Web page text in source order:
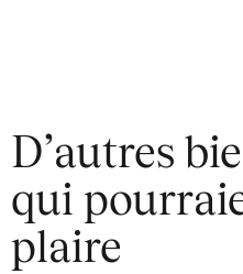
D’autres
qui
plaire